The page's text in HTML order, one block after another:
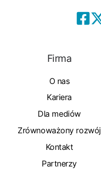
Firma
O nas
Kariera
Dla mediów
Zrównoważony rozwój
Kontakt
Partnerzy